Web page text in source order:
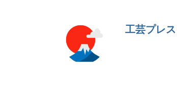
工芸プレス